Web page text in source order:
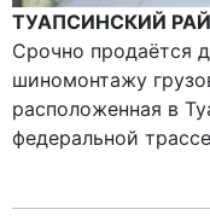
ТУАПСИНСКИЙ
Срочно продаётся
шиномонтажу
расположенная в
федеральной